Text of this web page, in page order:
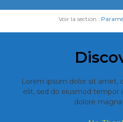
Voir la section :
Lorem ipsum dolor sit amet,
elit, sed do eiusmod tempor
dolore magna